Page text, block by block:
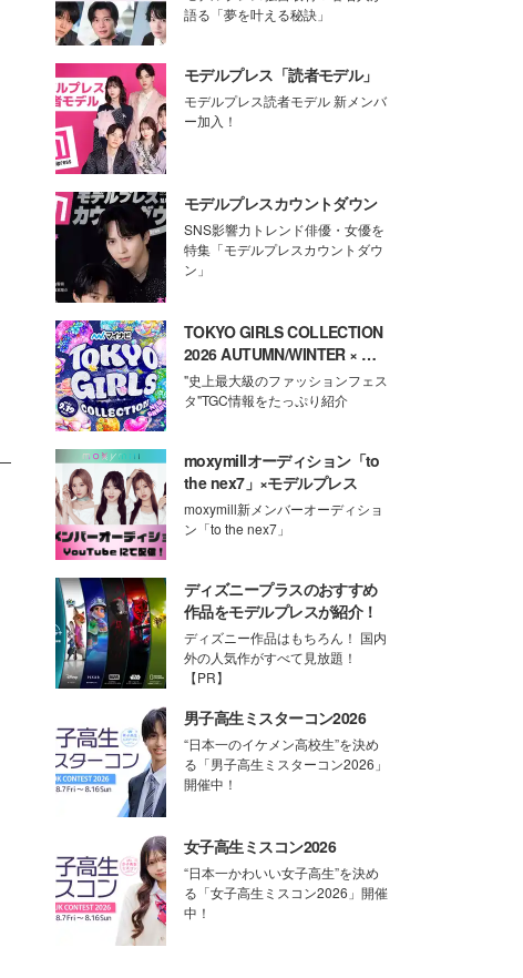
語る「夢を叶える秘訣」
モデルプレス「読者モデル」
モデルプレス読者モデル 新メンバ
ー加入！
モデルプレスカウントダウン
SNS影響力トレンド俳優・女優を
特集「モデルプレスカウントダウ
ン」
TOKYO GIRLS COLLECTION
2026 AUTUMN/WINTER × モ
デルプレス
"史上最大級のファッションフェス
タ"TGC情報をたっぷり紹介
moxymillオーディション「to
the nex7」×モデルプレス
moxymill新メンバーオーディショ
ン「to the nex7」
ディズニープラスのおすすめ
作品をモデルプレスが紹介！
ディズニー作品はもちろん！ 国内
外の人気作がすべて見放題！
【PR】
男子高生ミスターコン2026
“日本一のイケメン高校生”を決め
る「男子高生ミスターコン2026」
開催中！
女子高生ミスコン2026
“日本一かわいい女子高生”を決め
る「女子高生ミスコン2026」開催
中！